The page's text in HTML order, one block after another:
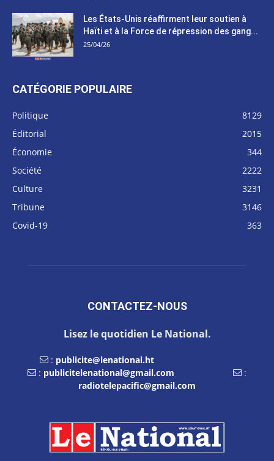
Les États-Unis réaffirment leur soutien à
Haïti et à la Force de répression des gang...
25/04/26
CATÉGORIE POPULAIRE
Politique
8129
Éditorial
2015
Économie
344
Société
2222
Culture
3231
Tribune
3146
Covid-19
363
CONTACTEZ-NOUS
Lisez le quotidien Le National.
: publicite@lenational.ht
: publicitelenational@gmail.com
:
radiotelepacific@gmail.com